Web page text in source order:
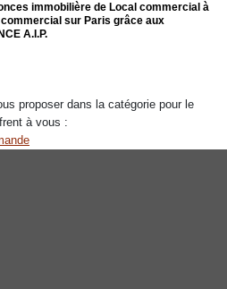
immobilière de Local commercial à
sur Paris grâce aux
A.I.P.
proposer dans la catégorie pour le
à vous :